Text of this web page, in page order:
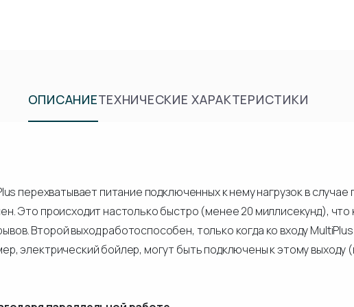
ОПИСАНИЕТЕХНИЧЕСКИЕ ХАРАКТЕРИСТИКИ
перехватывает питание подключенных к нему нагрузок в
Это происходит настолько быстро (менее 20 миллисекунд),
Второй выход работоспособен, только когда ко входу
электрический бойлер, могут быть подключены к этому выходу